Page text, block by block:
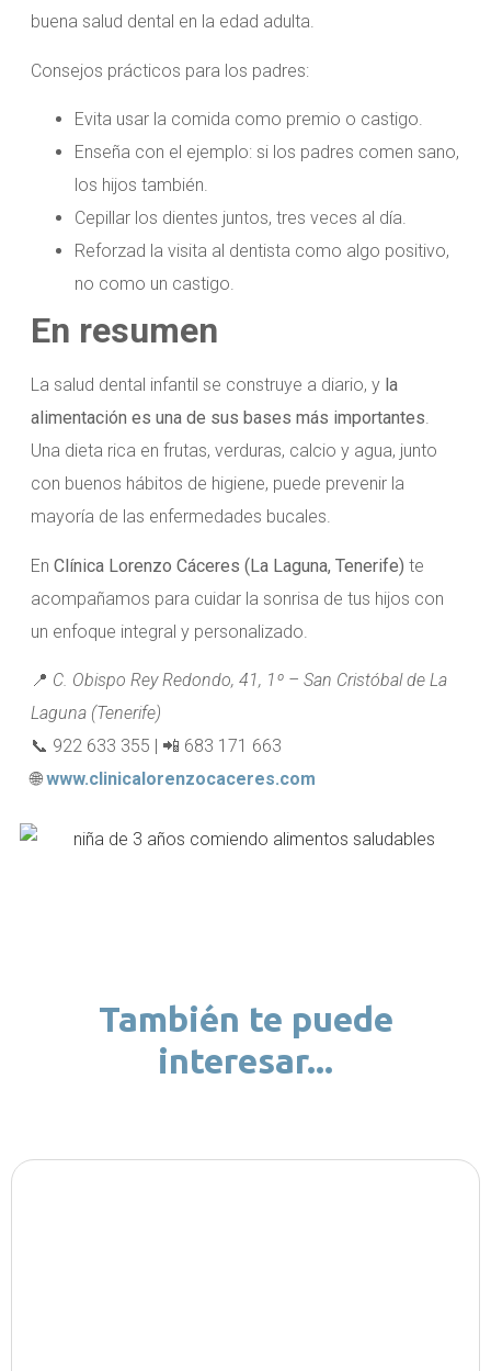
buena salud dental en la edad adulta.
Consejos prácticos para los padres:
Evita usar la comida como premio o castigo.
Enseña con el ejemplo: si los padres comen sano,
los hijos también.
Cepillar los dientes juntos, tres veces al día.
Reforzad la visita al dentista como algo positivo,
no como un castigo.
En resumen
La salud dental infantil se construye a diario, y la
alimentación es una de sus bases más importantes.
Una dieta rica en frutas, verduras, calcio y agua, junto
con buenos hábitos de higiene, puede prevenir la
mayoría de las enfermedades bucales.
En Clínica Lorenzo Cáceres (La Laguna, Tenerife) te
acompañamos para cuidar la sonrisa de tus hijos con
un enfoque integral y personalizado.
📍 C. Obispo Rey Redondo, 41, 1º – San Cristóbal de La
Laguna (Tenerife)
📞 922 633 355 | 📲 683 171 663
🌐www.clinicalorenzocaceres.com
También te puede
interesar...